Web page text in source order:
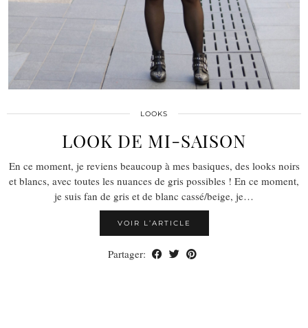
LOOKS
LOOK DE MI-SAISON
En ce moment, je reviens beaucoup à mes basiques, des looks noirs
et blancs, avec toutes les nuances de gris possibles ! En ce moment,
je suis fan de gris et de blanc cassé/beige, je…
VOIR L’ARTICLE
Partager: